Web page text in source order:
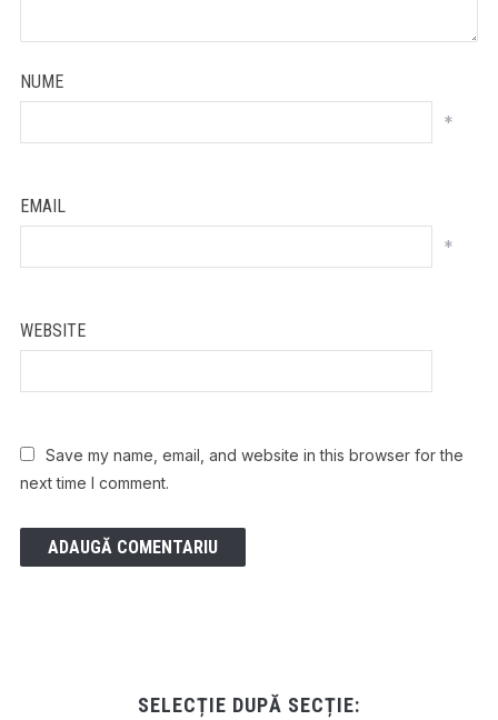
NUME
*
EMAIL
*
WEBSITE
Save my name, email, and website in this browser for the
next time I comment.
SELECȚIE DUPĂ SECȚIE: